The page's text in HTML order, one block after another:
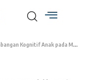
Anak pada Masa Golden Age